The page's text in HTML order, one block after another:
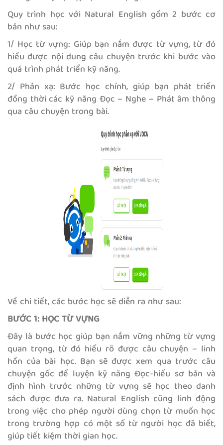
Quy trình học với Natural English gồm 2 bước cơ
bản như sau:
1/ Học từ vựng: Giúp bạn nắm được từ vựng, từ đó
hiểu được nội dung câu chuyện trước khi bước vào
quá trình phát triển kỹ năng.
2/ Phản xạ: Bước học chính, giúp bạn phát triển
đồng thời các kỹ năng Đọc – Nghe – Phát âm thông
qua câu chuyện trong bài.
Về chi tiết, các bước học sẽ diễn ra như sau:
BƯỚC 1: HỌC TỪ VỰNG
Đây là bước học giúp bạn nắm vững những từ vựng
quan trọng, từ đó hiểu rõ được câu chuyện – linh
hồn của bài học. Bạn sẽ được xem qua trước câu
chuyện gốc để luyện kỹ năng Đọc-hiểu sơ bản và
định hình trước những từ vựng sẽ học theo danh
sách được đưa ra. Natural English cũng linh động
trong việc cho phép người dùng chọn từ muốn học
trong trường hợp có một số từ người học đã biết,
giúp tiết kiệm thời gian học.